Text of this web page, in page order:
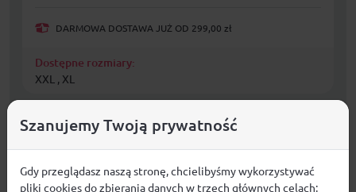
DARMOWA DOSTAWA JUŻ OD 299,00 zł
Dostępne rozmiary:
XXL , XL
Szanujemy Twoją prywatność
Gdy przeglądasz naszą stronę, chcielibyśmy wykorzystywać
pliki cookies do zbierania danych w trzech głównych celach: